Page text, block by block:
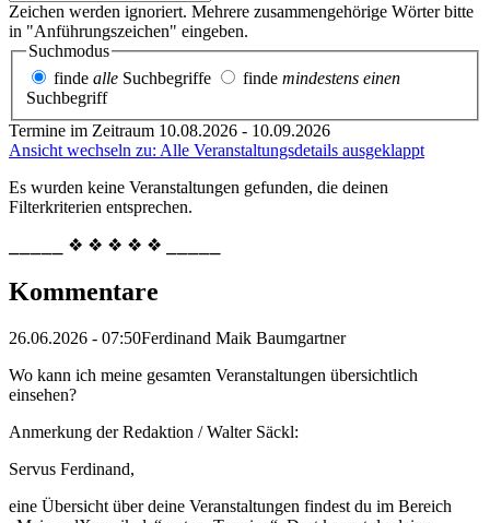
Zeichen werden ignoriert. Mehrere zusammengehörige Wörter bitte
in "Anführungszeichen" eingeben.
Suchmodus
finde alle Suchbegriffe finde mindestens einen
Suchbegriff
Termine im Zeitraum 10.08.2026 - 10.09.2026
Ansicht wechseln zu: Alle Veranstaltungsdetails ausgeklappt
Es wurden keine Veranstaltungen gefunden, die deinen
Filterkriterien entsprechen.
⎯⎯⎯⎯⎯ ❖ ❖ ❖ ❖ ❖ ⎯⎯⎯⎯⎯
Kommentare
26.06.2026 - 07:50Ferdinand Maik Baumgartner
Wo kann ich meine gesamten Veranstaltungen übersichtlich
einsehen?
Anmerkung der Redaktion /Walter Säckl:
Servus Ferdinand,
eine Übersicht über deine Veranstaltungen findest du im Bereich